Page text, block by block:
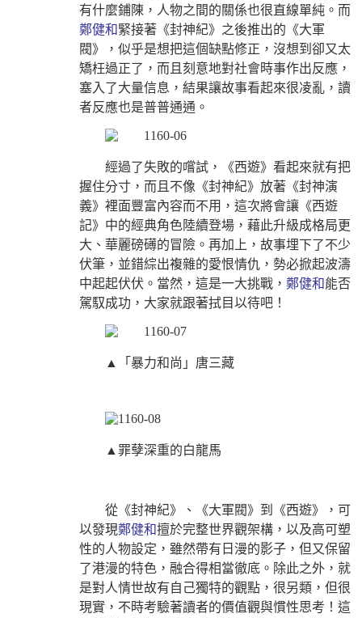
有什麼鋪陳，人物之間的關係也很直線單純。而
鄭健和緊接著《封神紀》之後推出的《大軍
閥》，似乎是想把這個缺點修正，沒想到卻又太
矯枉過正了，而且刻意地對社會時事作出反應，
塞入了大量信息，結果讓故事看起來很凌亂，讀
者反應也是普普通通。
經過了失敗的嚐試，《西遊》看起來就有把
握住分寸，而且不像《封神紀》放著《封神演
義》裡面豐富內容而不用，這次將會讓《西遊
記》中的經典角色陸續登場，藉此升級成格局更
大、華麗磅礡的冒險。再加上，故事埋下了不少
伏筆，並錯綜出複雜的愛恨情仇，勢必掀起波濤
中起起伏伏。當然，這是一大挑戰， 鄭健和能否
駕馭成功，大家就跟著拭目以待吧！
▲「暴力和尚」唐三藏
▲罪孽深重的白龍馬
從《封神紀》、《大軍閥》到《西遊》，可
以發現鄭健和擅於完整世界觀架構，以及高可塑
性的人物設定，雖然帶有日漫的影子，但又保留
了港漫的特色，融合得相當徹底。除此之外，就
是對人情世故有自己獨特的觀點，很另類，但很
現實，不時考驗著讀者的價值觀與慣性思考！這